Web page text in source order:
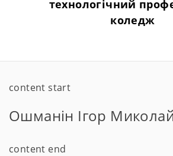
технологічний
коледж
content start
Ошманін Ігор
content end